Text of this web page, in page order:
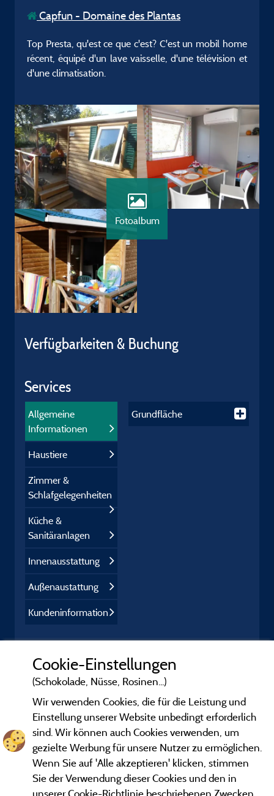
Capfun - Domaine des Plantas
Top Presta, qu'est ce que c'est? C'est un mobil home
récent, équipé d'un lave vaisselle, d'une télévision et
d'une climatisation.
Fotoalbum
Verfügbarkeiten & Buchung
Services
Allgemeine
Informationen
Haustiere
Zimmer &
Schlafgelegenheiten
Küche &
Sanitäranlagen
Innenausstattung
Außenaustattung
Kundeninformation
Grundfläche
Cookie-Einstellungen
(Schokolade, Nüsse, Rosinen...)
Wir verwenden Cookies, die für die Leistung und
Einstellung unserer Website unbedingt erforderlich
sind. Wir können auch Cookies verwenden, um
gezielte Werbung für unsere Nutzer zu ermöglichen.
Wenn Sie auf 'Alle akzeptieren' klicken, stimmen
Sie der Verwendung dieser Cookies und den in
unserer Cookie-Richtlinie beschriebenen Zwecken